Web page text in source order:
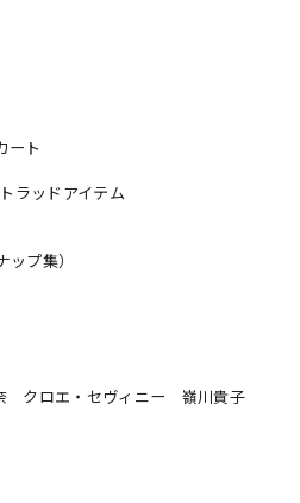
ート
ラッドアイテム
プ集）
クロエ・セヴィニー 嶺川貴子